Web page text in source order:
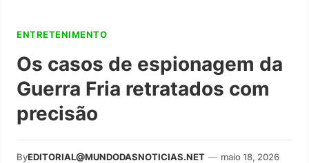
ENTRETENIMENTO
Os casos de espionagem da
Guerra Fria retratados com
precisão
ByEDITORIAL@MUNDODASNOTICIAS.NET — maio 18, 2026